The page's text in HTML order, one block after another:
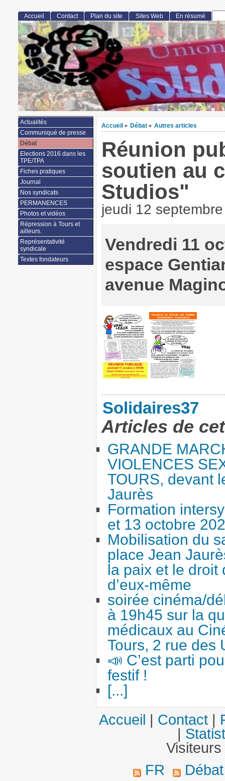
Accueil > Débat > Autres articles
Réunion
soutien au
Studios"
jeudi 12
Vendredi 11
espace
avenue
Solidaires37
Articles de
GRANDE
VIOLENCES
TOURS, devant
Jaurès
Formation
et 13 octobre
Mobilisation du
place Jean
la paix et le
d’eux-même
soirée cinéma/
à 19h45 sur la
médicaux au
Tours, 2 rue des
📣 C’est parti
festif !
[...]
Accueil Contact Plan du site Sites Web En résumé
Actualités
Communiqué de presse
Débat
Elections 2016 dans les
TPE/TPA
Fiches pratiques
Journal
Nos syndicats
PERMANENCES
Photos et vidéos
Répression à Tours et
ailleurs.
Représentativité
syndicale
Textes fondateurs
Accueil|Contact|
|
FR